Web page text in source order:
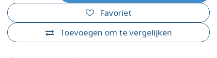
Toevoegen om te vergelijken
Favoriet